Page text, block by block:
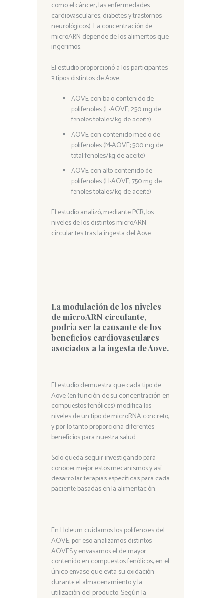
como el cáncer, las enfermedades
cardiovasculares, diabetes y trastornos
neurológicos). La concentración de
microARN depende de los alimentos que
ingerimos.
El estudio proporcionó a los participantes
3 tipos distintos de Aove:
AOVE con bajo contenido de
polifenoles (L-AOVE; 250 mg de
fenoles totales/kg de aceite)
AOVE con contenido medio de
polifenoles (M-AOVE; 500 mg de
total fenoles/kg de aceite)
AOVE con alto contenido de
polifenoles (H-AOVE; 750 mg de
fenoles totales/kg de aceite)
El estudio analizó, mediante PCR, los
niveles de los distintos microARN
circulantes tras la ingesta del Aove.
La modulación de los niveles
de microARN circulante,
podría ser la causante de los
beneficios cardiovasculares
asociados a la ingesta de Aove.
El estudio demuestra que cada tipo de
Aove (en función de su concentración en
compuestos fenólicos) modifica los
niveles de un tipo de microRNA concreto,
y por lo tanto proporciona diferentes
beneficios para nuestra salud.
Solo queda seguir investigando para
conocer mejor estos mecanismos y así
desarrollar terapias específicas para cada
paciente basadas en la alimentación.
En Holeum cuidamos los polifenoles del
AOVE, por eso analizamos distintos
AOVES y envasamos el de mayor
contenido en compuestos fenólicos, en el
único envase que evita su oxidación
durante el almacenamiento y la
utilización del producto. Según la